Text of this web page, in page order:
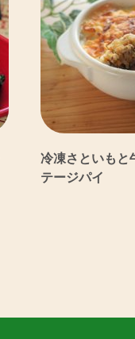
冷凍さといもと
テージパイ